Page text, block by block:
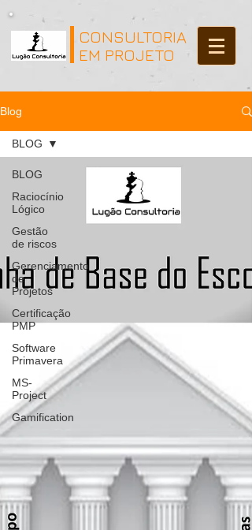
CONSULTORIA
EM PROJETO
Blog
BLOG
Raciocínio
Lógico
Gestão
de riscos
Gerenciamento
de
Projetos
Certificação
PMP
Software
Primavera
MS-
Project
Gamification
BLOG